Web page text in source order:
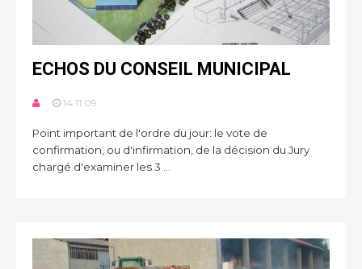
ECHOS DU CONSEIL MUNICIPAL
14.11.09
Point important de l'ordre du jour: le vote de
confirmation, ou d'infirmation, de la décision du Jury
chargé d'examiner les 3 ...